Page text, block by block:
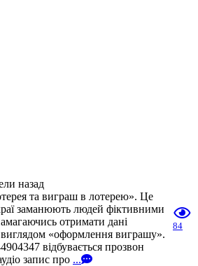
назад
та виграш в лотерею». Це
заманюють людей фіктивними
отримати дані
виглядом «оформлення виграшу».
відбувається прозвон
запис про ...
84